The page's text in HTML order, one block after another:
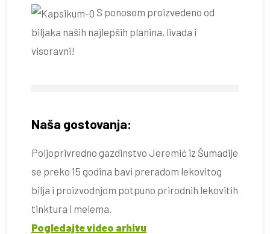
S ponosom proizvedeno od
biljaka naših najlepših planina, livada i
visoravni!
Naša gostovanja:
Poljoprivredno gazdinstvo Jeremić iz Šumadije
se preko 15 godina bavi preradom lekovitog
bilja i proizvodnjom potpuno prirodnih lekovitih
tinktura i melema.
Pogledajte video arhivu